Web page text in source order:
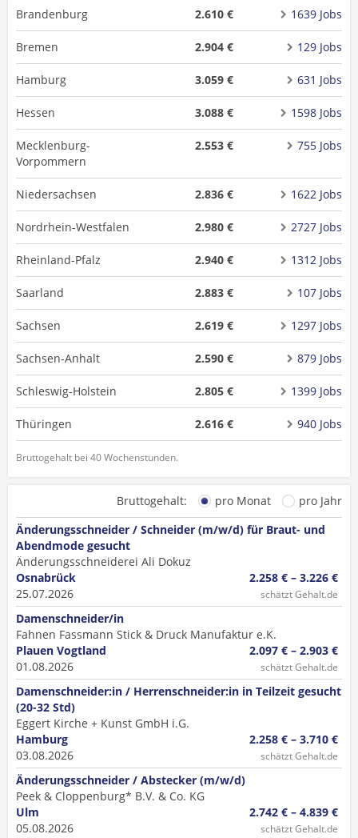
Brandenburg 2.610 € 1639 Jobs
Bremen 2.904 € 129 Jobs
Hamburg 3.059 € 631 Jobs
Hessen 3.088 € 1598 Jobs
Mecklenburg-
Vorpommern
2.553 € 755 Jobs
Niedersachsen 2.836 € 1622 Jobs
Nordrhein-Westfalen 2.980 € 2727 Jobs
Rheinland-Pfalz 2.940 € 1312 Jobs
Saarland 2.883 € 107 Jobs
Sachsen 2.619 € 1297 Jobs
Sachsen-Anhalt 2.590 € 879 Jobs
Schleswig-Holstein 2.805 € 1399 Jobs
Thüringen 2.616 € 940 Jobs
Bruttogehalt bei 40 Wochenstunden.
Bruttogehalt: pro Monat
pro Jahr
Änderungsschneider / Schneider (m/w/d) für Braut- und
Abendmode gesucht
Änderungsschneiderei Ali Dokuz
Osnabrück
25.07.2026
2.258 € – 3.226 €
schätzt Gehalt.de
Damenschneider/in
Fahnen Fassmann Stick & Druck Manufaktur e.K.
Plauen Vogtland
01.08.2026
2.097 € – 2.903 €
schätzt Gehalt.de
Damenschneider:in / Herrenschneider:in in Teilzeit gesucht
(20-32 Std)
Eggert Kirche + Kunst GmbH i.G.
Hamburg
03.08.2026
2.258 € – 3.710 €
schätzt Gehalt.de
Änderungsschneider / Abstecker (m/w/d)
Peek & Cloppenburg* B.V. & Co. KG
Ulm
05.08.2026
2.742 € – 4.839 €
schätzt Gehalt.de